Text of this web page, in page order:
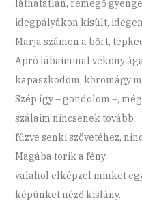
láthatatlan, remegő
idegpályákon kisült,
Marja számon a bőrt,
Apró lábaimmal vékony
kapaszkodom, körömágy
Szép így – gondolom –,
szálaim nincsenek tovább
fűzve senki szövetéhez,
Magába törik a fény,
valahol elképzel minket
képünket néző kislány.